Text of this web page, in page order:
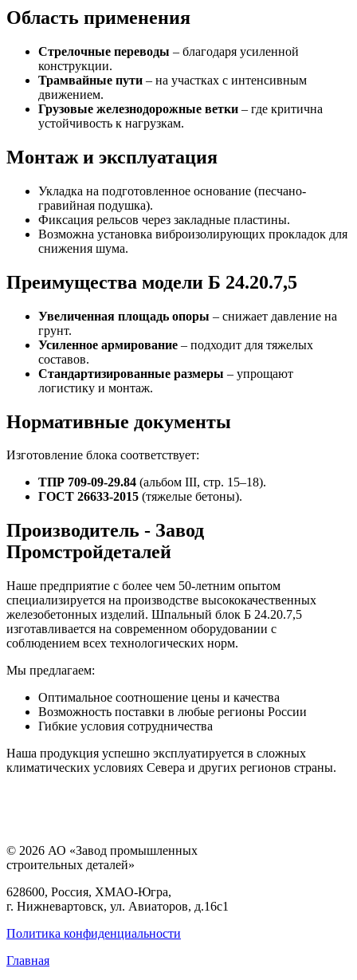
Область применения
Стрелочные переводы – благодаря усиленной
конструкции.
Трамвайные пути – на участках с интенсивным
движением.
Грузовые железнодорожные ветки – где критична
устойчивость к нагрузкам.
Монтаж и эксплуатация
Укладка на подготовленное основание (песчано-
гравийная подушка).
Фиксация рельсов через закладные пластины.
Возможна установка виброизолирующих прокладок для
снижения шума.
Преимущества модели Б 24.20.7,5
Увеличенная площадь опоры – снижает давление на
грунт.
Усиленное армирование – подходит для тяжелых
составов.
Стандартизированные размеры – упрощают
логистику и монтаж.
Нормативные документы
Изготовление блока соответствует:
ТПР 709-09-29.84 (альбом III, стр. 15–18).
ГОСТ 26633-2015 (тяжелые бетоны).
Производитель - Завод
Промстройдеталей
Наше предприятие с более чем 50-летним опытом
специализируется на производстве высококачественных
железобетонных изделий. Шпальный блок Б 24.20.7,5
изготавливается на современном оборудовании с
соблюдением всех технологических норм.
Мы предлагаем:
Оптимальное соотношение цены и качества
Возможность поставки в любые регионы России
Гибкие условия сотрудничества
Наша продукция успешно эксплуатируется в сложных
климатических условиях Севера и других регионов страны.
© 2026 АО «Завод промышленных
строительных деталей»
628600, Россия, ХМАО-Югра,
г. Нижневартовск, ул. Авиаторов, д.16с1
Политика конфиденциальности
Главная